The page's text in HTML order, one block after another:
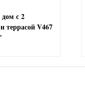
с 2
террасой V467